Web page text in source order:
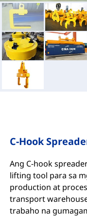
C-Hook
Ang C-hook
lifting tool para sa
production at
transport
trabaho na